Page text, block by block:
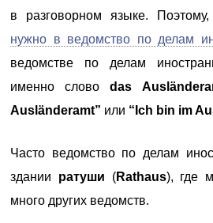
в разговорном языке.
нужно в ведомство по делам
ведомстве по делам
именно словоdas
Ausländeramt” или “Ich bin im
Часто ведомство по делам
здании ратуши (Rathaus), где
много других ведомств.